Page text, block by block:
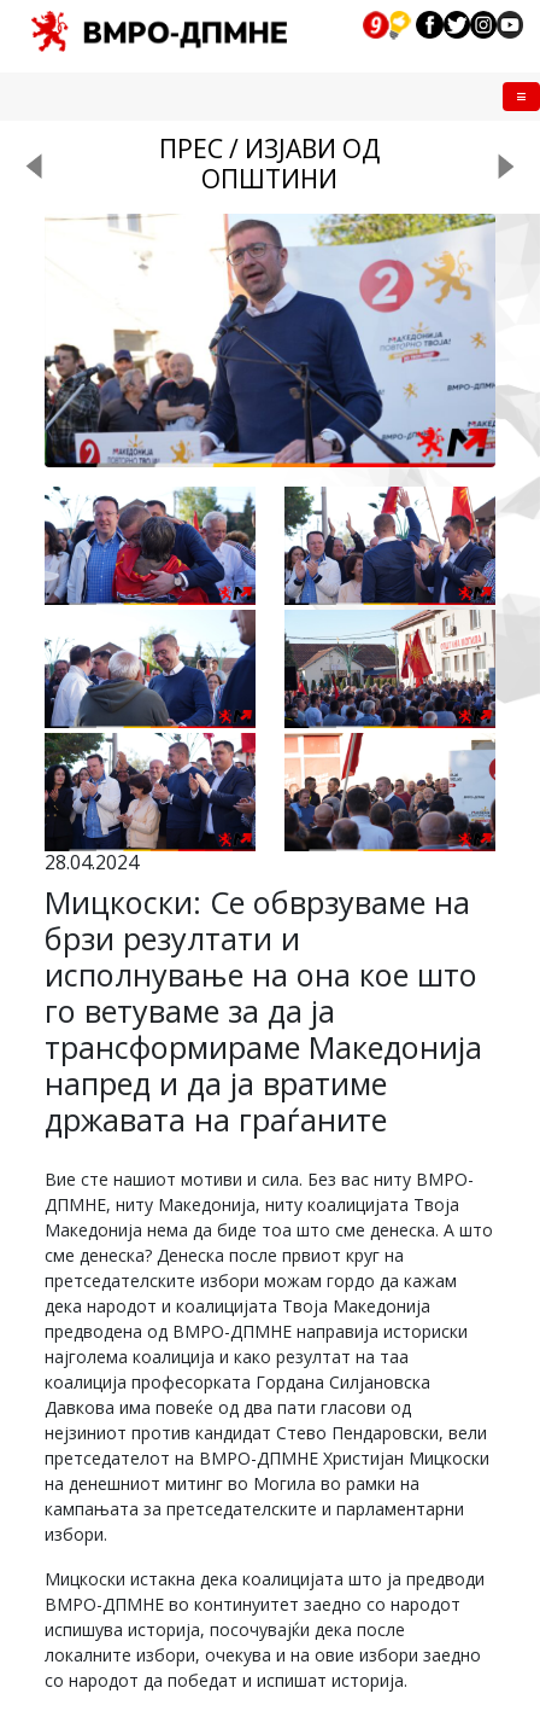
ПРЕС / ИЗЈАВИ ОД
ОПШТИНИ
28.04.2024
Мицкоски: Се обврзуваме на
брзи резултати и
исполнување на она кое што
го ветуваме за да ја
трансформираме Македонија
напред и да ја вратиме
државата на граѓаните
Вие сте нашиот мотиви и сила. Без вас ниту ВМРО-
ДПМНЕ, ниту Македонија, ниту коалицијата Твоја
Македонија нема да биде тоа што сме денеска. А што
сме денеска? Денеска после првиот круг на
претседателските избори можам гордо да кажам
дека народот и коалицијата Твоја Македонија
предводена од ВМРО-ДПМНЕ направија историски
најголема коалиција и како резултат на таа
коалиција професорката Гордана Силјановска
Давкова има повеќе од два пати гласови од
нејзиниот против кандидат Стево Пендаровски, вели
претседателот на ВМРО-ДПМНЕ Христијан Мицкоски
на денешниот митинг во Могила во рамки на
кампањата за претседателските и парламентарни
избори.
Мицкоски истакна дека коалицијата што ја предводи
ВМРО-ДПМНЕ во континуитет заедно со народот
испишува историја, посочувајќи дека после
локалните избори, очекува и на овие избори заедно
со народот да победат и испишат историја.